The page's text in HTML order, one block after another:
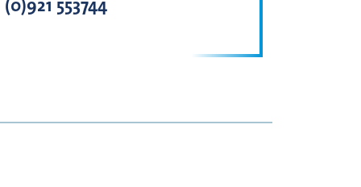
553744